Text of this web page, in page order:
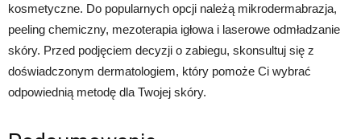
kosmetyczne. Do popularnych opcji należą mikrodermabrazja,
peeling chemiczny, mezoterapia igłowa i laserowe odmładzanie
skóry. Przed podjęciem decyzji o zabiegu, skonsultuj się z
doświadczonym dermatologiem, który pomoże Ci wybrać
odpowiednią metodę dla Twojej skóry.